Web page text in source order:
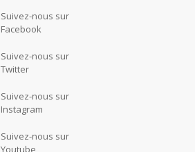
Suivez-nous sur
Facebook
Suivez-nous sur
Twitter
Suivez-nous sur
Instagram
Suivez-nous sur
Youtube